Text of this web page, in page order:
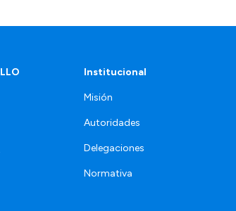
Institucional
Misión
Autoridades
Delegaciones
Normativa